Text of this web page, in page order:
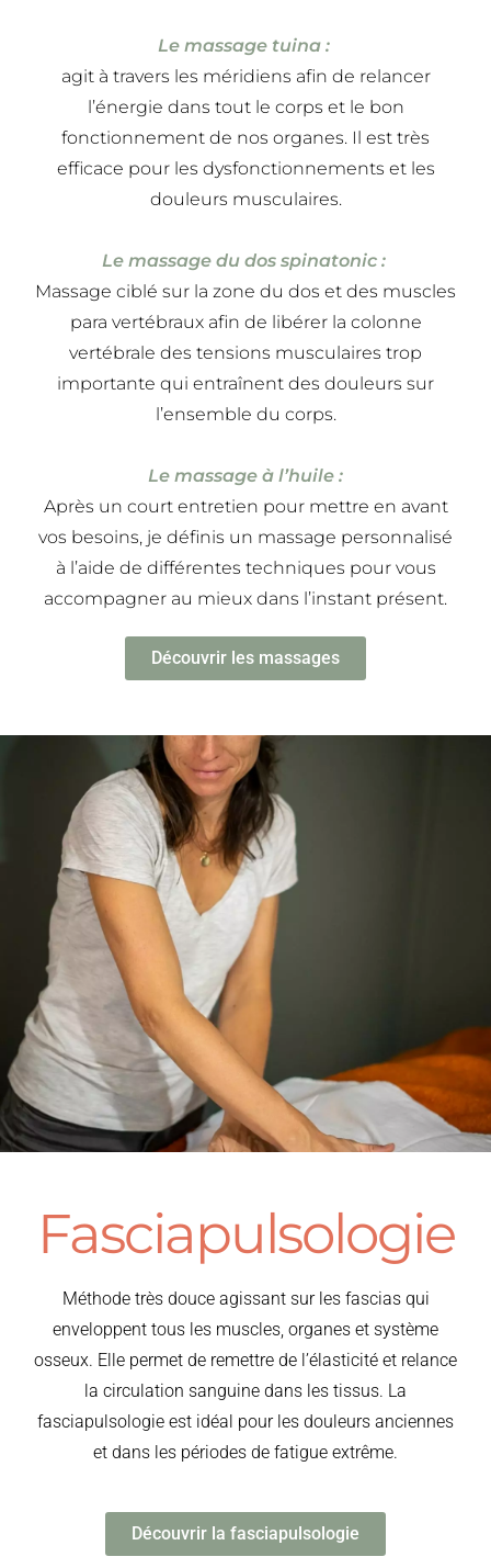
Le massage tuina :
agit à travers les méridiens afin de relancer
l’énergie dans tout le corps et le bon
fonctionnement de nos organes. Il est très
efficace pour les dysfonctionnements et les
douleurs musculaires.
Le massage du dos spinatonic :
Massage ciblé sur la zone du dos et des muscles
para vertébraux afin de libérer la colonne
vertébrale des tensions musculaires trop
importante qui entraînent des douleurs sur
l’ensemble du corps.
Le massage à l’huile :
Après un court entretien pour mettre en avant
vos besoins, je définis un massage personnalisé
à l’aide de différentes techniques pour vous
accompagner au mieux dans l’instant présent.
Découvrir les massages
Fasciapulsologie
Méthode très douce agissant sur les fascias qui
enveloppent tous les muscles, organes et système
osseux. Elle permet de remettre de l’élasticité et relance
la circulation sanguine dans les tissus. La
fasciapulsologie est idéal pour les douleurs anciennes
et dans les périodes de fatigue extrême.
Découvrir la fasciapulsologie